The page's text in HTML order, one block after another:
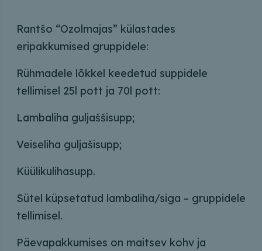
Rantšo “Ozolmajas” külastades
eripakkumised gruppidele:
Rühmadele lõkkel keedetud suppidele
tellimisel 25l pott ja 70l pott:
Lambaliha guljaššisupp;
Veiseliha guljašisupp;
Küülikulihasupp.
Sütel küpsetatud lambaliha/siga – gruppidele
tellimisel.
Päevapakkumises on maitsev kohv ja